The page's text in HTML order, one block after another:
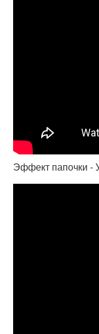
Эффект папочки -